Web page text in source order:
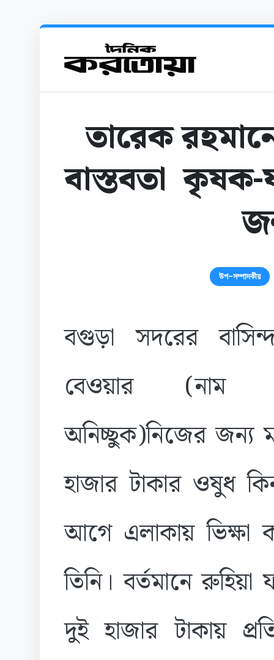
তারেক
বাস্তবতা কৃষক-
উপ-সম্পাদকীয়
বগুড়া সদরের
বেওয়ার (নাম
অনিচ্ছুক)নিজের জন্য
হাজার টাকার ওষুধ
আগে এলাকায় ভিক্ষা
তিনি। বর্তমানে রুহিয়া
দুই হাজার টাকায়